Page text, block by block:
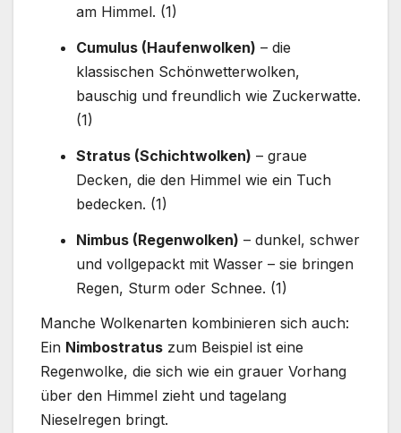
am Himmel. (1)
Cumulus (Haufenwolken) – die
klassischen Schönwetterwolken,
bauschig und freundlich wie Zuckerwatte.
(1)
Stratus (Schichtwolken) – graue
Decken, die den Himmel wie ein Tuch
bedecken. (1)
Nimbus (Regenwolken) – dunkel, schwer
und vollgepackt mit Wasser – sie bringen
Regen, Sturm oder Schnee. (1)
Manche Wolkenarten kombinieren sich auch:
Ein Nimbostratus zum Beispiel ist eine
Regenwolke, die sich wie ein grauer Vorhang
über den Himmel zieht und tagelang
Nieselregen bringt.